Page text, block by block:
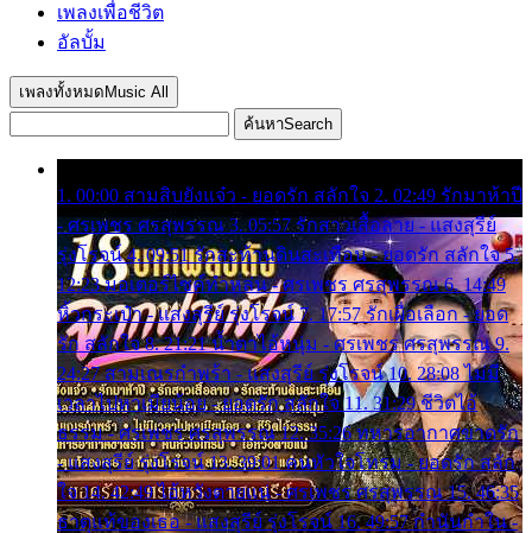
เพลงเพื่อชีวิต
อัลบั้ม
เพลงทั้งหมด Music All
ค้นหาSearch
1. 00:00 สามสิบยังแจ๋ว - ยอดรัก สลักใจ 2. 02:49 รักมาห้าปี
- ศรเพชร ศรสุพรรณ 3. 05:57 รักสาวเสื้อลาย - แสงสุรีย์
รุ่งโรจน์ 4. 09:51 รักสะท้านดินสะเทือน - ยอดรัก สลักใจ 5.
12:23 มอเตอร์ไซค์ทำหล่น - ศรเพชร ศรสุพรรณ 6. 14:49
หิ้วกระเป๋า - แสงสุรีย์ รุ่งโรจน์ 7. 17:57 รักเผื่อเลือก - ยอด
รัก สลักใจ 8. 21:21 น้ำตาไอ้หนุ่ม - ศรเพชร ศรสุพรรณ 9.
24:27 สามเณรกำพร้า - แสงสุรีย์ รุ่งโรจน์ 10. 28:08 ไม่มี
เวลาไปหาเมียน้อย - ยอดรัก สลักใจ 11. 31:29 ชีวิตไอ้
ธรรม - ศรเพชร ศรสุพรรณ 12. 35:26 ทหารอากาศขาดรัก
- แสงสุรีย์ รุ่งโรจน์ 13. 39:01 คนหัวใจโทรม - ยอดรัก สลัก
ใจ 14. 42:49 ไอ้หวังตายแน่ - ศรเพชร ศรสุพรรณ 15. 46:35
ธาตุแท้ของเธอ - แสงสุรีย์ รุ่งโรจน์ 16. 49:57 กำนันกำใน -